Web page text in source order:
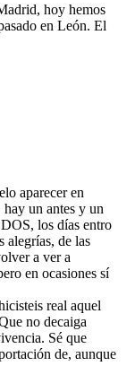
hoy hemos
en León. El
aparecer en
un antes y un
los días entro
alegrías, de las
a ver a
en ocasiones sí
real aquel
no decaiga
Sé que
de, aunque